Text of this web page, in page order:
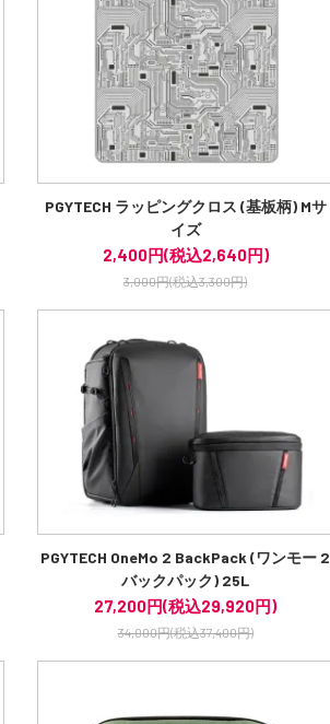
PGYTECH ラッピングクロス (基板柄) Mサ
イズ
2,400円(税込2,640円)
3,000円(税込3,300円)
PGYTECH OneMo 2 BackPack (ワンモー 2
バックパック) 25L
27,200円(税込29,920円)
34,000円(税込37,400円)